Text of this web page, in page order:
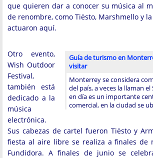
que quieren dar a conocer su música al
de renombre, como Tiёsto, Marshmello y la
actuaron aquí.
Guía de turismo en
visitar
Monterrey se considera
del país, a veces la llaman
en día es un importante
comercial, en la ciudad se
Otro evento,
Wish Outdoor
Festival,
también está
dedicado a la
música
electrónica.
Sus cabezas de cartel fueron Tiёsto y
fiesta al aire libre se realiza a finales de
Fundidora. A finales de junio se